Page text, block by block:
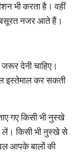
भी करता है। वहीं
नजर आते हैं।
देनी चाहिए।
इस्तेमाल कर सकती
गए किसी भी नुस्खे
किसी भी नुस्खे से
आपके बालों की